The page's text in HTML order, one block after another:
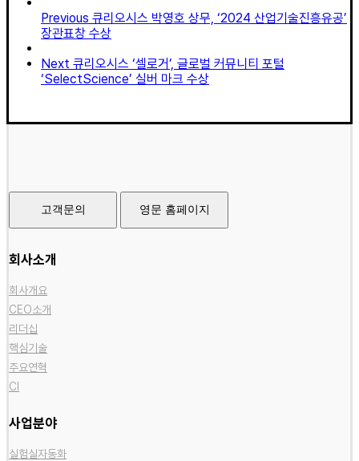
Previous 큐리오시스 박영호 상무, ‘2024 산업기술진흥유공’
장관표창 수상
Next 큐리오시스 ‘셀로거’, 글로벌 커뮤니티 포털
‘SelectScience’ 실버 마크 수상
고객문의 영문 홈페이지
회사소개
회사개요
CEO소개
리더십
핵심기술
주요연혁
CI
사업분야
실험실자동화